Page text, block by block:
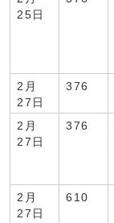
25日
2月
27日
376
2月
27日
376
2月
27日
610